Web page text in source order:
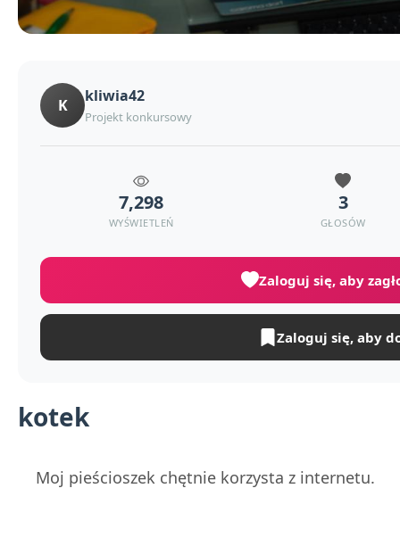
kotek
Moj pieścioszek chętnie korzysta z internetu.
K kliwia42
Projekt konkursowy
7,298
WYŚWIETLEŃ
3
GŁOSÓW
Zaloguj się, aby
Zaloguj się, aby